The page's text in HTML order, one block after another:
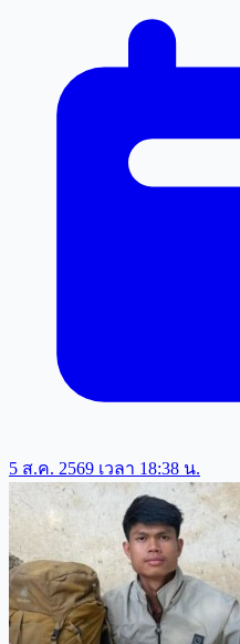
5 ส.ค. 2569 เวลา 18:38 น.